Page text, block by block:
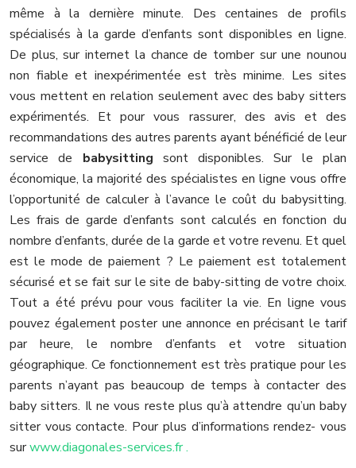
même à la dernière minute. Des centaines de profils
spécialisés à la garde d’enfants sont disponibles en ligne.
De plus, sur internet la chance de tomber sur une nounou
non fiable et inexpérimentée est très minime. Les sites
vous mettent en relation seulement avec des baby sitters
expérimentés. Et pour vous rassurer, des avis et des
recommandations des autres parents ayant bénéficié de leur
service de babysitting sont disponibles. Sur le plan
économique, la majorité des spécialistes en ligne vous offre
l’opportunité de calculer à l’avance le coût du babysitting.
Les frais de garde d’enfants sont calculés en fonction du
nombre d’enfants, durée de la garde et votre revenu. Et quel
est le mode de paiement ? Le paiement est totalement
sécurisé et se fait sur le site de baby-sitting de votre choix.
Tout a été prévu pour vous faciliter la vie. En ligne vous
pouvez également poster une annonce en précisant le tarif
par heure, le nombre d’enfants et votre situation
géographique. Ce fonctionnement est très pratique pour les
parents n’ayant pas beaucoup de temps à contacter des
baby sitters. Il ne vous reste plus qu’à attendre qu’un baby
sitter vous contacte. Pour plus d’informations rendez- vous
surwww.diagonales-services.fr .